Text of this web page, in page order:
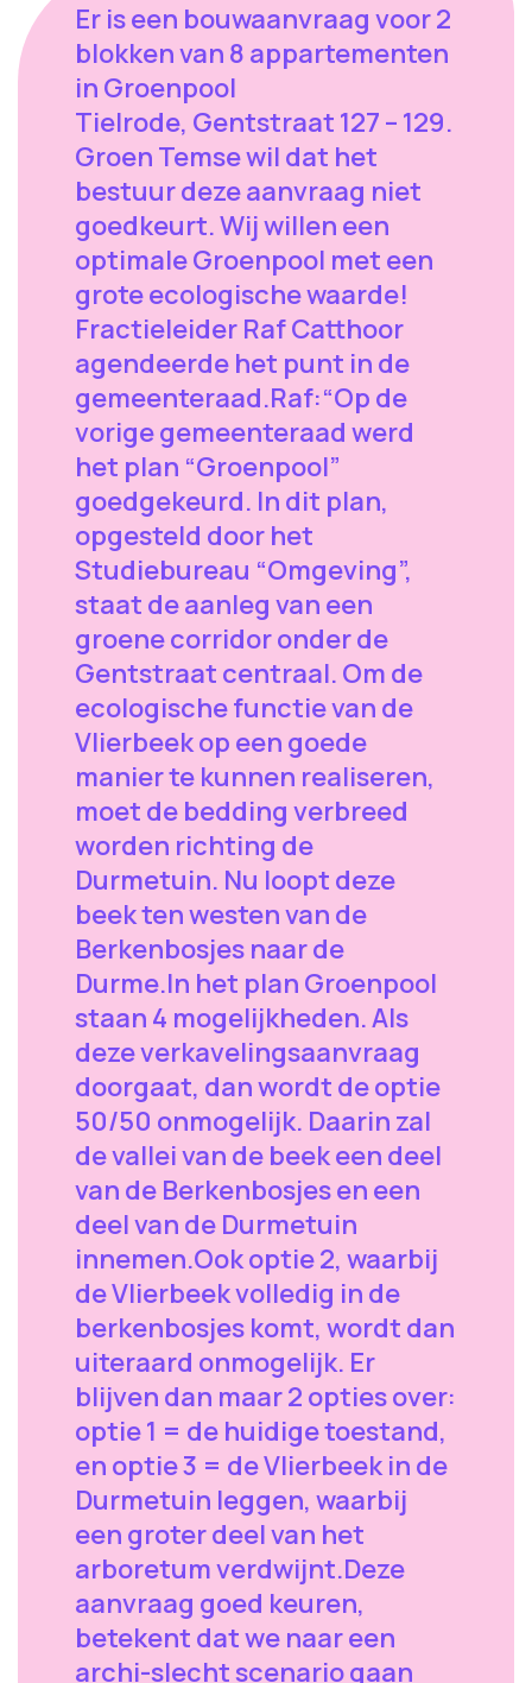
Er is een bouwaanvraag voor 2
blokken van 8 appartementen
in Groenpool
Tielrode, Gentstraat 127 – 129.
Groen Temse wil dat het
bestuur deze aanvraag niet
goedkeurt. Wij willen een
optimale Groenpool met een
grote ecologische waarde!
Fractieleider Raf Catthoor
agendeerde het punt in de
gemeenteraad.Raf:“Op de
vorige gemeenteraad werd
het plan “Groenpool”
goedgekeurd. In dit plan,
opgesteld door het
Studiebureau “Omgeving”,
staat de aanleg van een
groene corridor onder de
Gentstraat centraal. Om de
ecologische functie van de
Vlierbeek op een goede
manier te kunnen realiseren,
moet de bedding verbreed
worden richting de
Durmetuin. Nu loopt deze
beek ten westen van de
Berkenbosjes naar de
Durme.In het plan Groenpool
staan 4 mogelijkheden. Als
deze verkavelingsaanvraag
doorgaat, dan wordt de optie
50/50 onmogelijk. Daarin zal
de vallei van de beek een deel
van de Berkenbosjes en een
deel van de Durmetuin
innemen.Ook optie 2, waarbij
de Vlierbeek volledig in de
berkenbosjes komt, wordt dan
uiteraard onmogelijk. Er
blijven dan maar 2 opties over:
optie 1 = de huidige toestand,
en optie 3 = de Vlierbeek in de
Durmetuin leggen, waarbij
een groter deel van het
arboretum verdwijnt.Deze
aanvraag goed keuren,
betekent dat we naar een
archi-slecht scenario gaan